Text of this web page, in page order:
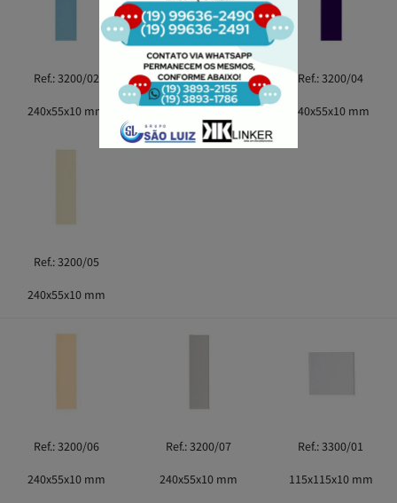
Ref.: 3200/02
240x55x10 mm
Ref.: 3200/03
240x55x10 mm
Ref.: 3200/04
240x55x10 mm
Ref.: 3200/05
240x55x10 mm
Ref.: 3200/06
240x55x10 mm
Ref.: 3200/07
240x55x10 mm
Ref.: 3300/01
115x115x10 mm